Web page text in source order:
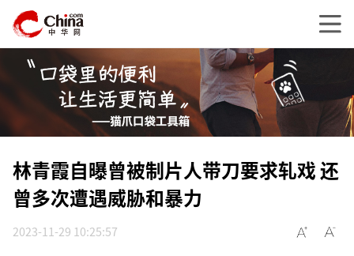
林青霞自曝曾被制片人带刀要求轧戏 还
曾多次遭遇威胁和暴力
2023-11-29 10:25:57